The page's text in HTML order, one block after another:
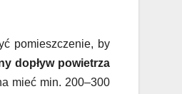
pomieszczenie, by
dopływ powietrza
mieć min. 200–300